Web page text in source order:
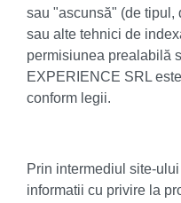
sau "ascunsă" (de tipul,
sau alte tehnici de
permisiunea prealabilă
EXPERIENCE SRL
conform legii.
Prin intermediul site-
informatii cu privire la